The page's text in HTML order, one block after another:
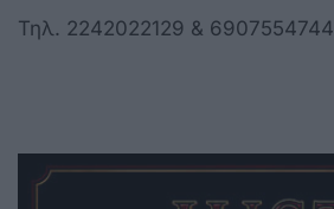
Τηλ. 2242022129 & 6907554744